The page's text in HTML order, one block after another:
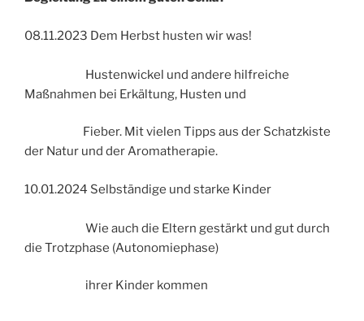
08.11.2023 Dem Herbst husten wir was!
Hustenwickel und andere hilfreiche
Maßnahmen bei Erkältung, Husten und
Fieber. Mit vielen Tipps aus der Schatzkiste
der Natur und der Aromatherapie.
10.01.2024 Selbständige und starke Kinder
Wie auch die Eltern gestärkt und gut durch
die Trotzphase (Autonomiephase)
ihrer Kinder kommen